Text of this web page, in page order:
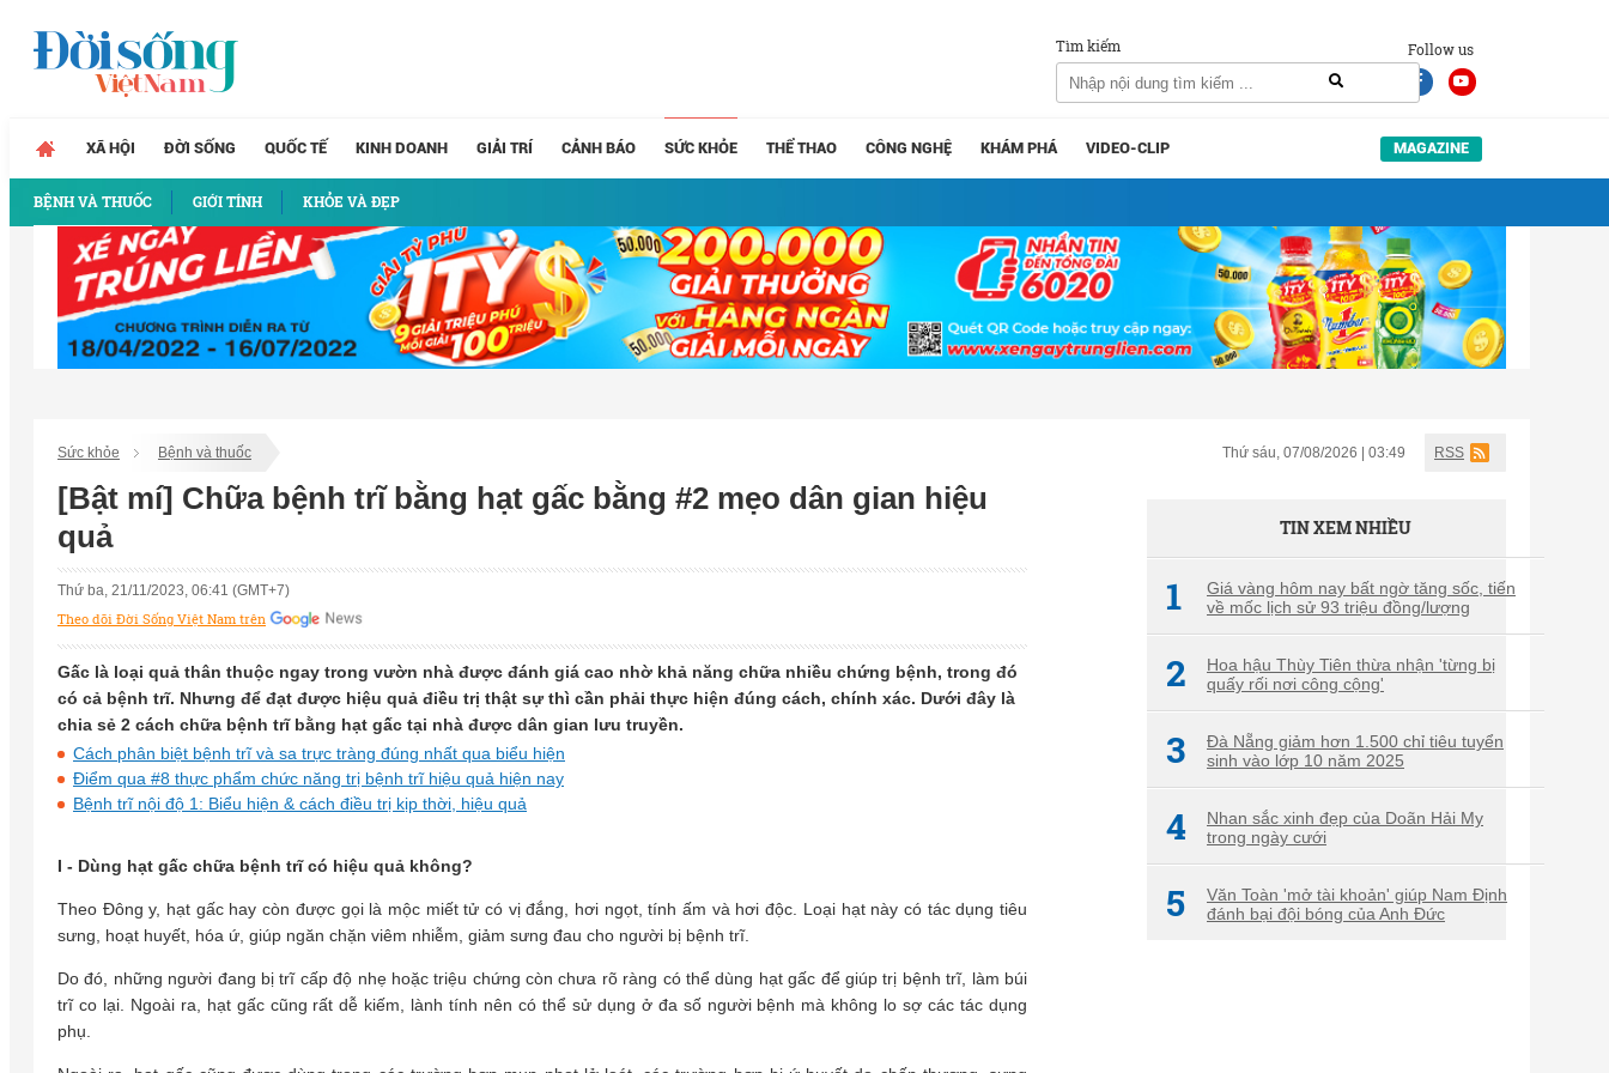
Follow us
Tìm kiếm
XÃ HỘI ĐỜI SỐNG QUỐC TẾ KINH DOANH GIẢI TRÍ CẢNH BÁO SỨC KHỎE
BỆNH VÀ THUỐC GIỚI TÍNH KHỎE VÀ ĐẸP
THỂ THAO CÔNG NGHỆ KHÁM PHÁ VIDEO-CLIP MAGAZINE
Sức khỏe Bệnh và thuốc Thứ sáu, 07/08/2026 | 03:49 RSS
[Bật mí] Chữa bệnh trĩ bằng hạt gấc bằng #2 mẹo dân gian hiệu
quả
Thứ ba, 21/11/2023, 06:41 (GMT+7)
Theo dõi Đời Sống Việt Nam trên
Gấc là loại quả thân thuộc ngay trong vườn nhà được đánh giá cao nhờ khả năng chữa nhiều chứng bệnh, trong đó
có cả bệnh trĩ. Nhưng để đạt được hiệu quả điều trị thật sự thì cần phải thực hiện đúng cách, chính xác. Dưới đây là
chia sẻ 2 cách chữa bệnh trĩ bằng hạt gấc tại nhà được dân gian lưu truyền.
Cách phân biệt bệnh trĩ và sa trực tràng đúng nhất qua biểu hiện
Điểm qua #8 thực phẩm chức năng trị bệnh trĩ hiệu quả hiện nay
Bệnh trĩ nội độ 1: Biểu hiện & cách điều trị kịp thời, hiệu quả
I - Dùng hạt gấc chữa bệnh trĩ có hiệu quả không?
Theo Đông y, hạt gấc hay còn được gọi là mộc miết tử có vị đắng, hơi ngọt, tính ấm và hơi độc. Loại hạt này có tác dụng tiêu
sưng, hoạt huyết, hóa ứ, giúp ngăn chặn viêm nhiễm, giảm sưng đau cho người bị bệnh trĩ.
Do đó, những người đang bị trĩ cấp độ nhẹ hoặc triệu chứng còn chưa rõ ràng có thể dùng hạt gấc để giúp trị bệnh trĩ, làm búi
trĩ co lại. Ngoài ra, hạt gấc cũng rất dễ kiếm, lành tính nên có thể sử dụng ở đa số người bệnh mà không lo sợ các tác dụng
phụ.
TIN XEM NHIỀU
1
Giá vàng hôm nay bất ngờ tăng sốc, tiến
về mốc lịch sử 93 triệu đồng/lượng
2
Hoa hậu Thùy Tiên thừa nhận 'từng bị
quấy rối nơi công cộng'
3
Đà Nẵng giảm hơn 1.500 chỉ tiêu tuyển
sinh vào lớp 10 năm 2025
4
Nhan sắc xinh đẹp của Doãn Hải My
trong ngày cưới
5
Văn Toàn 'mở tài khoản' giúp Nam Định
đánh bại đội bóng của Anh Đức